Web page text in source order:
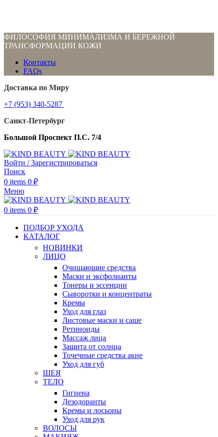
ФИЛОСОФИЯ МИНИМАЛИЗМА И БЕРЕЖНОЙ
ТРАНСФОРМАЦИИ КОЖИ
Контакты
FAQs
Доставка по Миру
+7 (953) 340-5287
Санкт-Петербург
Большой Проспект П.С. 7/4
Войти / Зарегистрироваться
Поиск
0 items 0 ₽
Меню
0 items 0 ₽
ПОДБОР УХОДА
КАТАЛОГ
НОВИНКИ
ЛИЦО
Очищающие средства
Маски и эксфолианты
Тонеры и эссенции
Сыворотки и концентраты
Кремы
Уход для глаз
Листовые маски и саше
Ретиноиды
Массаж лица
Защита от солнца
Точечные средства акне
Уход для губ
ШЕЯ
ТЕЛО
Гигиена
Дезодоранты
Кремы и лосьоны
Уход для рук
ВОЛОСЫ